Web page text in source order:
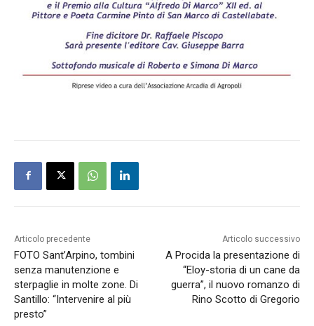
Articolo precedente
FOTO Sant’Arpino, tombini
senza manutenzione e
sterpaglie in molte zone. Di
Santillo: “Intervenire al più
presto”
Articolo successivo
A Procida la presentazione di
“Eloy-storia di un cane da
guerra”, il nuovo romanzo di
Rino Scotto di Gregorio